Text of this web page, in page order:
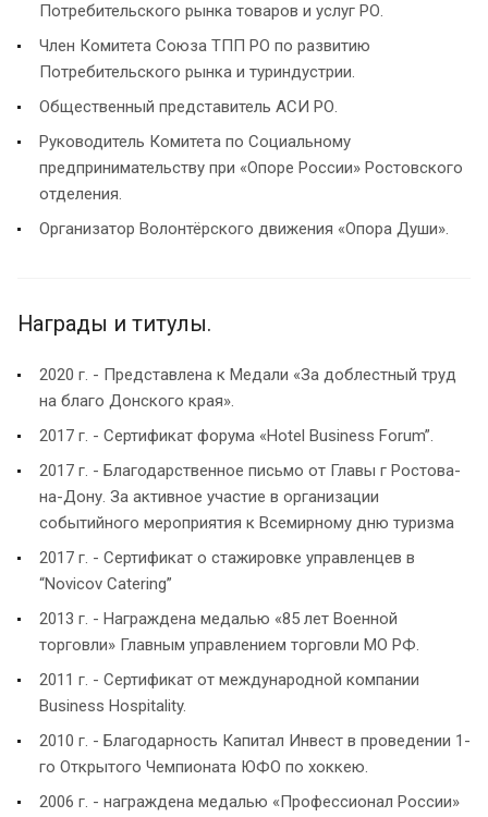
Потребительского рынка товаров и услуг РО.
Член Комитета Союза ТПП РО по развитию
Потребительского рынка и туриндустрии.
Общественный представитель АСИ РО.
Руководитель Комитета по Социальному
предпринимательству при «Опоре России» Ростовского
отделения.
Организатор Волонтёрского движения «Опора Души».
Награды и титулы.
2020 г. - Представлена к Медали «За доблестный труд
на благо Донского края».
2017 г. - Сертификат форума «Hotel Business Forum”.
2017 г. - Благодарственное письмо от Главы г Ростова-
на-Дону. За активное участие в организации
событийного мероприятия к Всемирному дню туризма
2017 г. - Сертификат о стажировке управленцев в
“Novicov Catering”
2013 г. - Награждена медалью «85 лет Военной
торговли» Главным управлением торговли МО РФ.
2011 г. - Сертификат от международной компании
Business Hospitality.
2010 г. - Благодарность Капитал Инвест в проведении 1-
го Открытого Чемпионата ЮФО по хоккею.
2006 г. - награждена медалью «Профессионал России»